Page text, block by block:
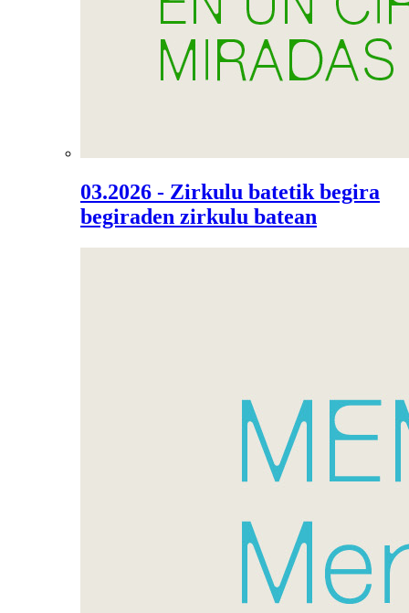
03.2026 - Zirkulu batetik begira
begiraden zirkulu batean